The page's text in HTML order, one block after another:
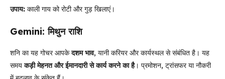
उपाय: काली गाय को रोटी और गुड़ खिलाएं।
Gemini: मिथुन राशि
शनि का यह गोचर आपकेदशम भाव, यानी करियर और कार्यस्थल से संबंधित है। यह
समयकड़ी मेहनत और ईमानदारी से कार्य करने का है। प्रमोशन, ट्रांसफर या नौकरी